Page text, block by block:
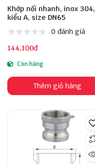
Khớp nối nhanh, inox 304,
kiểu A, size DN65
0 đánh giá
144,100đ
Còn hàng
Thêm giỏ hàng